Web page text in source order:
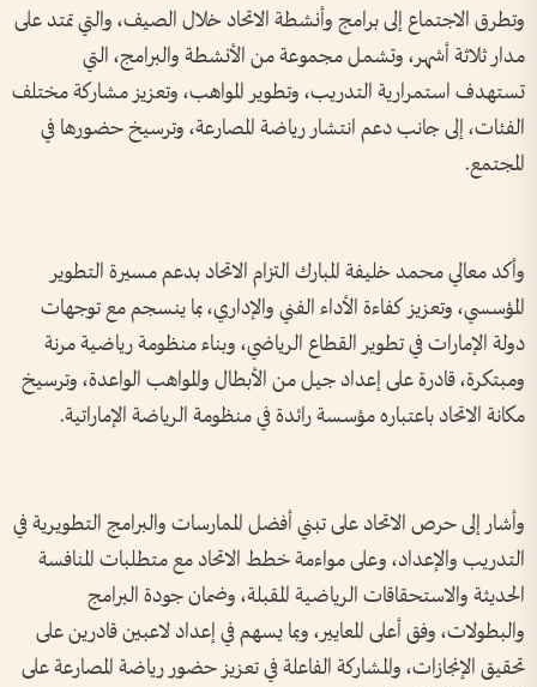
وتطرق الاجتماع إلى برامج وأنشطة الاتحاد خلال الصيف، والتي تمتد على
مدار ثلاثة أشهر، وتشمل مجموعة من الأنشطة والبرامج، التي
تستهدف استمرارية التدريب، وتطوير المواهب، وتعزيز مشاركة مختلف
الفئات، إلى جانب دعم انتشار رياضة المصارعة، وترسيخ حضورها في
المجتمع.
وأكد معالي محمد خليفة المبارك التزام الاتحاد بدعم مسيرة التطوير
المؤسسي، وتعزيز كفاءة الأداء الفني والإداري، بما ينسجم مع توجهات
دولة الإمارات في تطوير القطاع الرياضي، وبناء منظومة رياضية مرنة
ومبتكرة، قادرة على إعداد جيل من الأبطال والمواهب الواعدة، وترسيخ
مكانة الاتحاد باعتباره مؤسسة رائدة في منظومة الرياضة الإماراتية.
وأشار إلى حرص الاتحاد على تبني أفضل الممارسات والبرامج التطويرية في
التدريب والإعداد، وعلى مواءمة خطط الاتحاد مع متطلبات المنافسة
الحديثة والاستحقاقات الرياضية المقبلة، وضمان جودة البرامج
والبطولات، وفق أعلى المعايير، وبما يسهم في إعداد لاعبين قادرين على
تحقيق الإنجازات، والمشاركة الفاعلة في تعزيز حضور رياضة المصارعة على